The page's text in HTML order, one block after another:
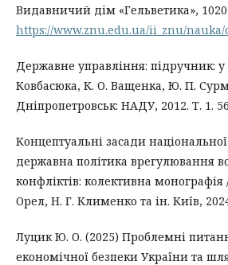
Видавничий дім «Гельветика»,
https://www.znu.edu.ua/ii_znu/
Державне управління: підручник: у
Ковбасюка, К. О. Ващенка, Ю. П.
Дніпропетровськ: НАДУ, 2012. Т. 1.
Концептуальні засади національної
державна політика врегулювання
конфліктів: колективна
Орел, Н. Г. Клименко та ін. Київ,
Луцик Ю. О. (2025) Проблемні
економічної безпеки України та